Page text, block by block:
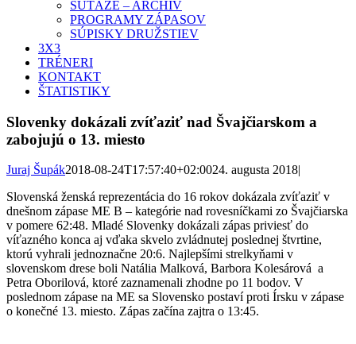
SÚŤAŽE – ARCHÍV
PROGRAMY ZÁPASOV
SÚPISKY DRUŽSTIEV
3X3
TRÉNERI
KONTAKT
ŠTATISTIKY
Slovenky dokázali zvíťaziť nad Švajčiarskom a
zabojujú o 13. miesto
Juraj Šupák2018-08-24T17:57:40+02:0024. augusta 2018|
Slovenská ženská reprezentácia do 16 rokov dokázala zvíťaziť v
dnešnom zápase ME B – kategórie nad rovesníčkami zo Švajčiarska
v pomere 62:48. Mladé Slovenky dokázali zápas priviesť do
víťazného konca aj vďaka skvelo zvládnutej poslednej štvrtine,
ktorú vyhrali jednoznačne 20:6. Najlepšími strelkyňami v
slovenskom drese boli Natália Malková, Barbora Kolesárová a
Petra Oborilová, ktoré zaznamenali zhodne po 11 bodov. V
poslednom zápase na ME sa Slovensko postaví proti Írsku v zápase
o konečné 13. miesto. Zápas začína zajtra o 13:45.